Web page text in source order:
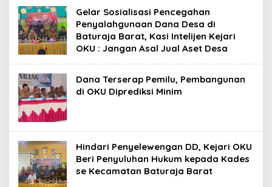
Gelar Sosialisasi Pencegahan
Penyalahgunaan Dana Desa di
Baturaja Barat, Kasi Intelijen Kejari
OKU : Jangan Asal Jual Aset Desa
Dana Terserap Pemilu, Pembangunan
di OKU Diprediksi Minim
Hindari Penyelewengan DD, Kejari OKU
Beri Penyuluhan Hukum kepada Kades
se Kecamatan Baturaja Barat